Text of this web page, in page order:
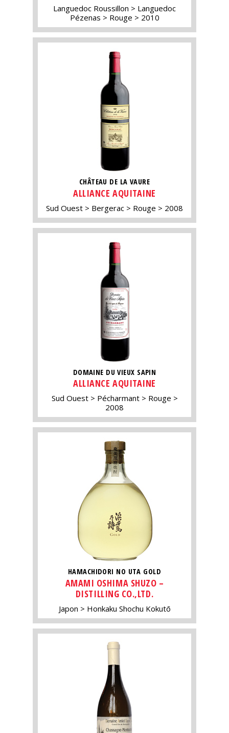
Languedoc Roussillon
Languedoc
Pézenas
Rouge 2010
CHÂTEAU DE LA VAURE
ALLIANCE AQUITAINE
Sud Ouest Bergerac Rouge 2008
DOMAINE DU VIEUX SAPIN
ALLIANCE AQUITAINE
Sud Ouest Pécharmant
Rouge
2008
HAMACHIDORI NO UTA GOLD
AMAMI OSHIMA SHUZO –
DISTILLING CO.,LTD.
Japon Honkaku Shochu Kokutō